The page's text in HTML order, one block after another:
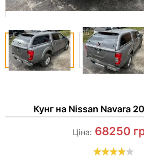
Кунг на Nissan Navara
Ціна: 68250